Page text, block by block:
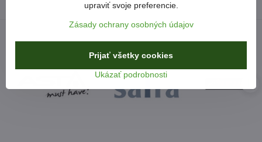
upraviť svoje preferencie.
Zásady ochrany osobných údajov
Ukázať podrobnosti
Prijať všetky cookies